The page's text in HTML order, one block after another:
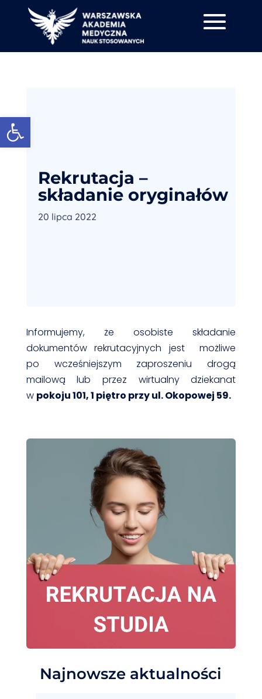
Rekrutacja –
składanie oryginałów
20 lipca 2022
Informujemy, że osobiste składanie
dokumentów rekrutacyjnych jest możliwe
po wcześniejszym zaproszeniu drogą
mailową lub przez wirtualny dziekanat
w pokoju 101, 1 piętro przy ul. Okopowej 59.
Najnowsze aktualności
Otwórz pasek narzędzi